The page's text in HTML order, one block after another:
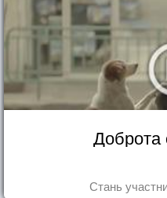
Доброта
Стань